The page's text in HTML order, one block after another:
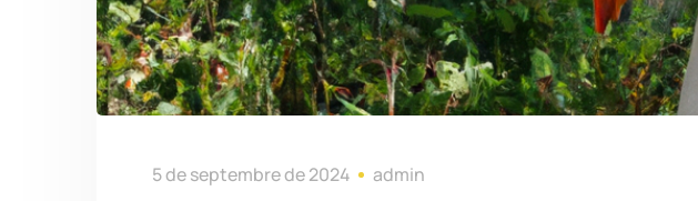
5 de septembre de 2024 admin